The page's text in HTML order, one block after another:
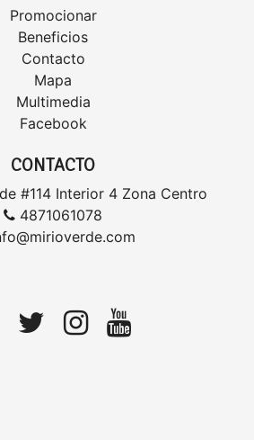
Promocionar
Beneficios
Contacto
Mapa
Multimedia
Facebook
CONTACTO
#114 Interior 4 Zona Centro
4871061078